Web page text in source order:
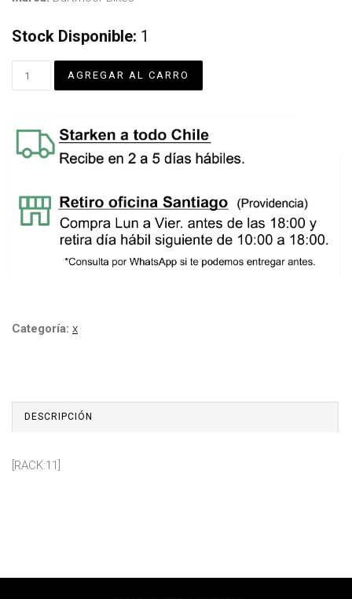
Stock Disponible: 1
Categoría: x
DESCRIPCIÓN
[RACK:11]